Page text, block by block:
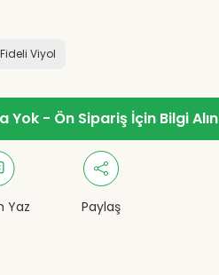
Viyol
Yok - Ön Sipariş İçin Bilgi Alın
Yaz Paylaş